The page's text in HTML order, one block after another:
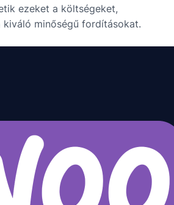
ezeket a költségeket,
minőségű fordításokat.